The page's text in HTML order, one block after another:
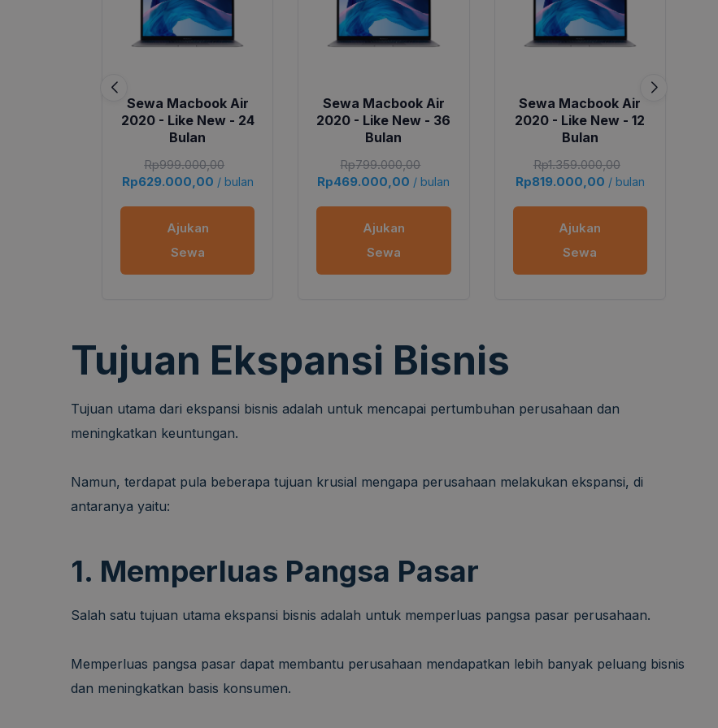
Sewa Macbook Air
2020 - Like New - 24
Bulan
Rp999.000,00
Rp629.000,00 / bulan
Ajukan
Sewa
Sewa Macbook Air
2020 - Like New - 36
Bulan
Rp799.000,00
Rp469.000,00 / bulan
Ajukan
Sewa
Sewa Macbook Air
2020 - Like New - 12
Bulan
Rp1.359.000,00
Rp819.000,00 / bulan
Ajukan
Sewa
Tujuan Ekspansi Bisnis
Tujuan utama dari ekspansi bisnis adalah untuk mencapai pertumbuhan perusahaan dan
meningkatkan keuntungan.
Namun, terdapat pula beberapa tujuan krusial mengapa perusahaan melakukan ekspansi, di
antaranya yaitu:
1. Memperluas Pangsa Pasar
Salah satu tujuan utama ekspansi bisnis adalah untuk memperluas pangsa pasar perusahaan.
Memperluas pangsa pasar dapat membantu perusahaan mendapatkan lebih banyak peluang bisnis
dan meningkatkan basis konsumen.